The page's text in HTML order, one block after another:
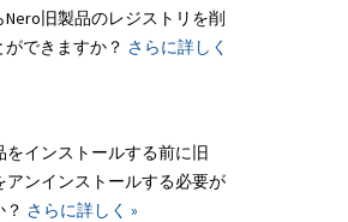
Nero旧製品のレジストリを削
できますか？ さらに詳しく
をインストールする前に旧
アンインストールする必要が
さらに詳しく »